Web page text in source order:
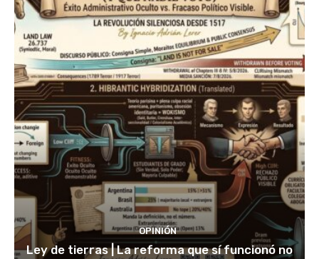
OPINIÓN
Ley de tierras | La reforma que sí funcionó no